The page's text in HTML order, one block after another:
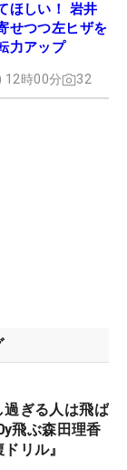
ほしい！ 岩井
せつつ左ヒザを
力アップ
12時00分 32
過ぎる人は飛ば
飛ぶ森田理香
リル』